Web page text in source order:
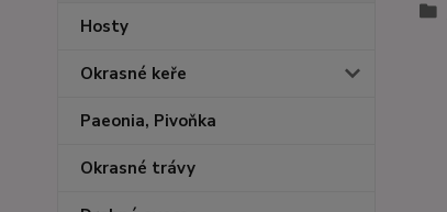
Hosty
Okrasné keře
Paeonia, Pivoňka
Okrasné trávy